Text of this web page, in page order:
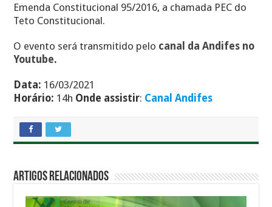
Emenda Constitucional 95/2016, a chamada PEC do
Teto Constitucional.
O evento será transmitido pelo canal da Andifes no
Youtube.
Data: 16/03/2021
Horário: 14h Onde assistir: Canal Andifes
Artigos Relacionados